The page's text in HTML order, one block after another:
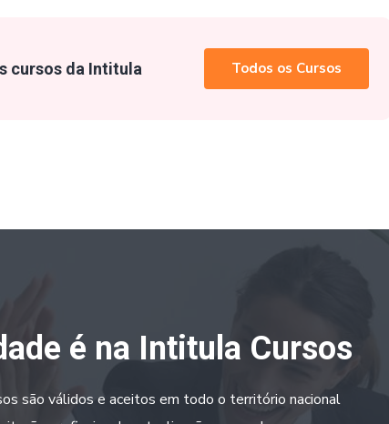
cursos da Intitula Todos os Cursos
é na Intitula Cursos
são válidos e aceitos em todo o território nacional